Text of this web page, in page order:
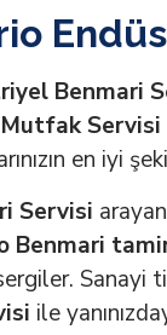
Benmari
Servisi
en iyi
Servisi
Benmari
Sanayi
ile